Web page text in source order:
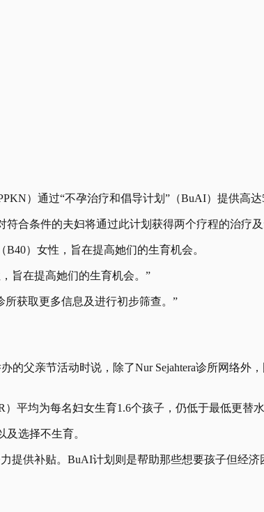
）通过“不孕治疗和倡导计划”（BuAI）提供高
合条件的夫妇将通过此计划获得两个疗程的治疗及
）女性，旨在提高她们的生育机会。
旨在提高她们的生育机会。”
所获取更多信息及进行初步筛查。”
的父亲节活动时说，除了Nur Sejahtera诊所网络
平均为每名妇女生育1.6个孩子，仍低于最低更替水
选择不生育。
提供补贴。BuAI计划则是帮助那些想要孩子但经济